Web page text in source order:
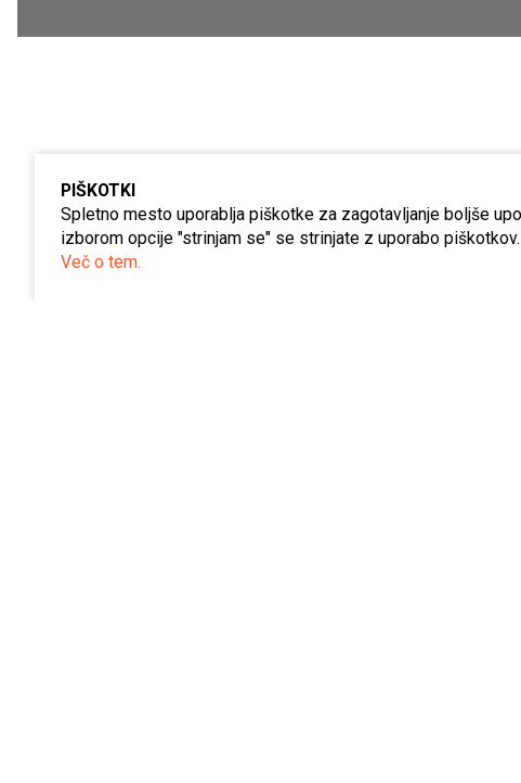
PIŠKOTKI
Spletno mesto uporablja piškotke za zagotavljanje boljše
izborom opcije "strinjam se" se strinjate z uporabo
Več o tem.